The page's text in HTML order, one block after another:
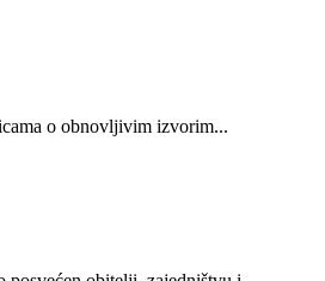
o obnovljivim izvorim...